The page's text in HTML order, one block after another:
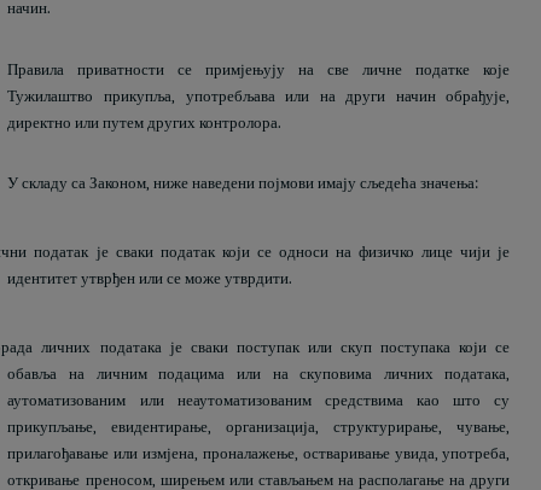
начин.
Правила приватности се примјењују на све личне податке које
Тужилаштво прикупља, употребљава или на други начин обрађује,
директно или путем других контролора.
У складу са Законом, ниже наведени појмови имају сљедећа значења:
податак је сваки податак који се односи на физичко лице чији је
идентитет утврђен или се може утврдити.
личних података је сваки поступак или скуп поступака који се
обавља на личним подацима или на скуповима личних података,
аутоматизованим или неаутоматизованим средствима као што су
прикупљање, евидентирање, организација, структурирање, чување,
прилагођавање или измјена, проналажење, остваривање увида, употреба,
откривање преносом, ширењем или стављањем на располагање на други